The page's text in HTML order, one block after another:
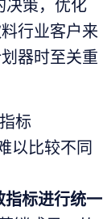
决策，优化
行业客户来
器时至关重
标
以比较不同
标进行统一